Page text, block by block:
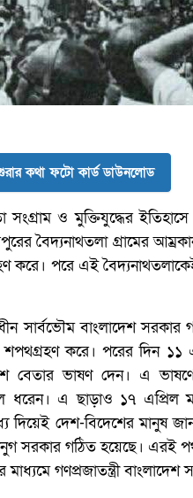
কথা ফটো কার্ড ডাউনলোড
সংগ্রাম ও মুক্তিযুদ্ধের
বৈদ্যনাথতলা গ্রামের
করে। পরে এই
সার্বভৌম বাংলাদেশ সরকার
করে। পরের দিন ১১
বেতার ভাষণ দেন। এ ভাষণে
ধরেন। এ ছাড়াও ১৭ এপ্রিল
দিয়েই দেশ-বিদেশের মানুষ
সরকার গঠিত হয়েছে। এরই
গণপ্রজাতন্ত্রী বাংলাদেশ